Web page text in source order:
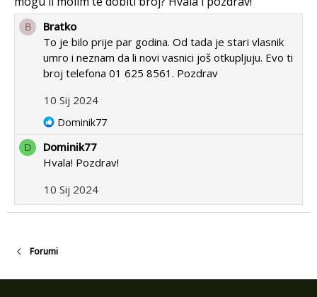
B
Bratko
To je bilo prije par godina. Od tada je stari vlasnik
umro i neznam da li novi vasnici još otkupljuju. Evo ti
broj telefona 01 625 8561. Pozdrav
10 Sij 2024
R
a
c
o
:
Dominik77
D
Dominik77
Hvala! Pozdrav!
10 Sij 2024
Forumi